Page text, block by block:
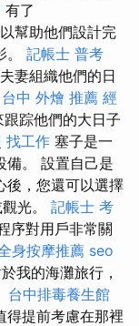
有了
幫助他們設計完
記帳士 普考
妻組織他們的日
台中 外燴 推薦 經
踪他們的大日子
找工作 塞子是一
備。 設置自己是
後，您還可以選擇
光。 記帳士 考
序對用戶非常關
身按摩推薦 seo
我的海灘旅行，
台中排毒養生館
得提前考慮在那裡